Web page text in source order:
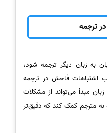
ترجمه
به زبان دیگر ترجمه شود،
اشتباهات فاحش در ترجمه
مبدأ می‌تواند از مشکلات
به مترجم کمک کند که دقیق‌تر